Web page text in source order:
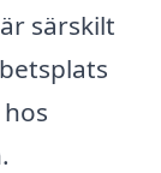
särskilt